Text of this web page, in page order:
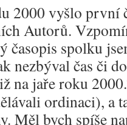
2000 vyšlo
Autorů.
časopis spolku
nezbýval čas či
na jaře roku 2000.
ordinaci), a
Měl bych spíše